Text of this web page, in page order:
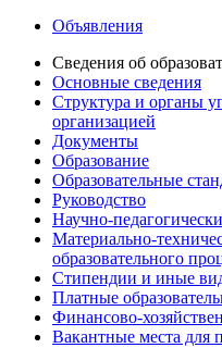
Объявления
Сведения об
Основные сведения
Структура и органы
организацией
Документы
Образование
Образовательные
Руководство
Научно-
Материально-
образовательного
Стипендии и иные
Платные
Финансово-
Вакантные места для